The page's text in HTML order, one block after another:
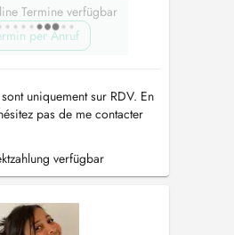
Termine verfügbar
per Anruf
uniquement sur RDV. En
pas de me contacter
votre compréhension que
prend plus de nouveau
échographies. C...
verfügbar